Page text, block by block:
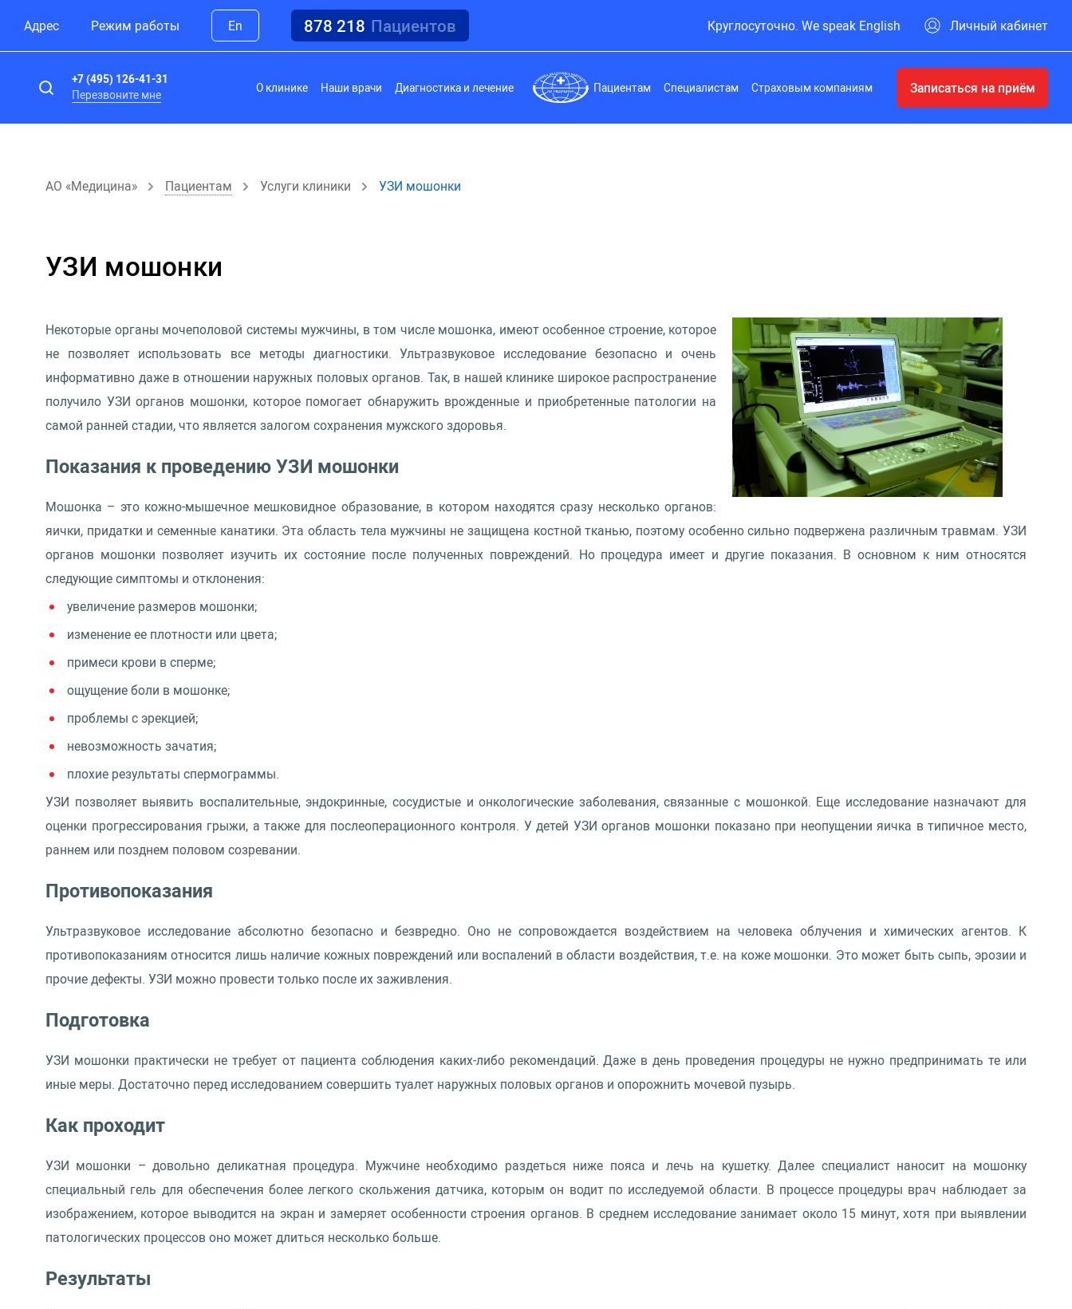
Адрес Режим работы En 878 218 Пациентов Круглосуточно. We speak English Личный кабинет
+7 (495) 126-41-31
Перезвоните мне
О клинике Наши врачи Диагностика и лечение Пациентам Специалистам Страховым компаниям Записаться на приём
АО «Медицина» Пациентам Услуги клиники УЗИ мошонки
УЗИ мошонки
Некоторые органы мочеполовой системы мужчины, в том числе мошонка, имеют особенное строение, которое
не позволяет использовать все методы диагностики. Ультразвуковое исследование безопасно и очень
информативно даже в отношении наружных половых органов. Так, в нашей клинике широкое распространение
получило УЗИ органов мошонки, которое помогает обнаружить врожденные и приобретенные патологии на
самой ранней стадии, что является залогом сохранения мужского здоровья.
Показания к проведению УЗИ мошонки
Мошонка – это кожно-мышечное мешковидное образование, в котором находятся сразу несколько органов:
яички, придатки и семенные канатики. Эта область тела мужчины не защищена костной тканью, поэтому особенно сильно подвержена различным травмам. УЗИ
органов мошонки позволяет изучить их состояние после полученных повреждений. Но процедура имеет и другие показания. В основном к ним относятся
следующие симптомы и отклонения:
увеличение размеров мошонки;
изменение ее плотности или цвета;
примеси крови в сперме;
ощущение боли в мошонке;
проблемы с эрекцией;
невозможность зачатия;
плохие результаты спермограммы.
УЗИ позволяет выявить воспалительные, эндокринные, сосудистые и онкологические заболевания, связанные с мошонкой. Еще исследование назначают для
оценки прогрессирования грыжи, а также для послеоперационного контроля. У детей УЗИ органов мошонки показано при неопущении яичка в типичное место,
раннем или позднем половом созревании.
Противопоказания
Ультразвуковое исследование абсолютно безопасно и безвредно. Оно не сопровождается воздействием на человека облучения и химических агентов. К
противопоказаниям относится лишь наличие кожных повреждений или воспалений в области воздействия, т.е. на коже мошонки. Это может быть сыпь, эрозии и
прочие дефекты. УЗИ можно провести только после их заживления.
Подготовка
УЗИ мошонки практически не требует от пациента соблюдения каких-либо рекомендаций. Даже в день проведения процедуры не нужно предпринимать те или
иные меры. Достаточно перед исследованием совершить туалет наружных половых органов и опорожнить мочевой пузырь.
Как проходит
УЗИ мошонки – довольно деликатная процедура. Мужчине необходимо раздеться ниже пояса и лечь на кушетку. Далее специалист наносит на мошонку
специальный гель для обеспечения более легкого скольжения датчика, которым он водит по исследуемой области. В процессе процедуры врач наблюдает за
изображением, которое выводится на экран и замеряет особенности строения органов. В среднем исследование занимает около 15 минут, хотя при выявлении
патологических процессов оно может длиться несколько больше.
Результаты